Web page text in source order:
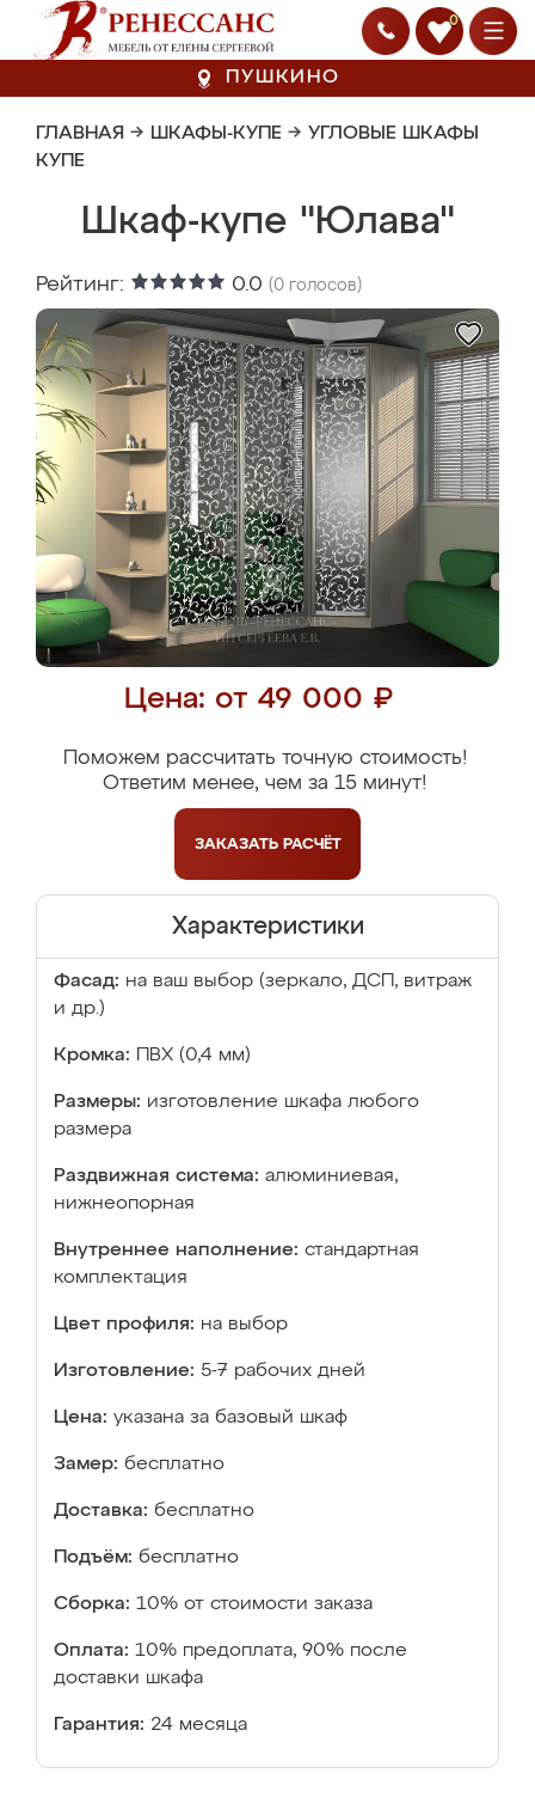
0
ПУШКИНО
ГЛАВНАЯ → ШКАФЫ-КУПЕ → УГЛОВЫЕ ШКАФЫ
КУПЕ
Шкаф-купе "Юлава"
Рейтинг: 0.0 (0 голосов)
Цена: от 49 000 ₽
Поможем рассчитать точную стоимость!
Ответим менее, чем за 15 минут!
ЗАКАЗАТЬ РАСЧЁТ
Характеристики
Фасад: на ваш выбор (зеркало, ДСП, витраж
и др.)
Кромка: ПВХ (0,4 мм)
Размеры: изготовление шкафа любого
размера
Раздвижная система: алюминиевая,
нижнеопорная
Внутреннее наполнение: стандартная
комплектация
Цвет профиля: на выбор
Изготовление: 5-7 рабочих дней
Цена: указана за базовый шкаф
Замер: бесплатно
Доставка: бесплатно
Подъём: бесплатно
Сборка: 10% от стоимости заказа
Оплата: 10% предоплата, 90% после
доставки шкафа
Гарантия: 24 месяца